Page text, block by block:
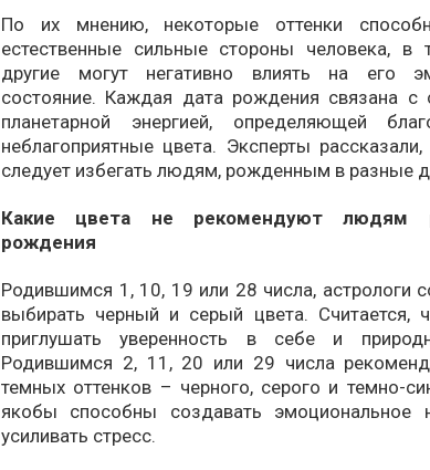
По их мнению, некоторые оттенки
естественные сильные стороны человека, в
другие могут негативно влиять на его
состояние. Каждая дата рождения связана с
планетарной энергией, определяющей
неблагоприятные цвета. Эксперты
следует избегать людям, рожденным в разные
Какие цвета не рекомендуют людям
рождения
Родившимся 1, 10, 19 или 28 числа, астрологи
выбирать черный и серый цвета. Считается,
приглушать уверенность в себе и
Родившимся 2, 11, 20 или 29 числа
темных оттенков – черного, серого и темно-
якобы способны создавать эмоциональное
усиливать стресс.